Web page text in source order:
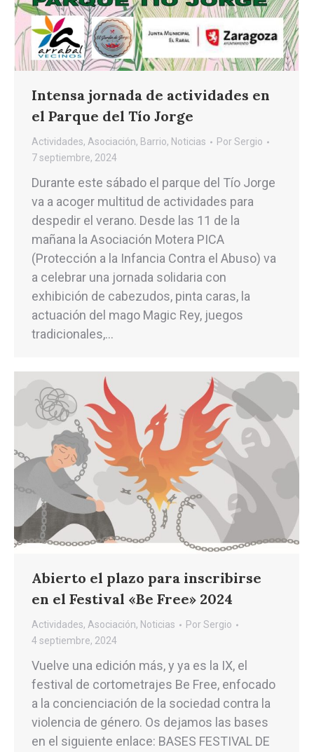
Intensa jornada de actividades en
el Parque del Tío Jorge
Actividades, Asociación, Barrio, Noticias PorSergio
7 septiembre, 2024
Durante este sábado el parque del Tío Jorge
va a acoger multitud de actividades para
despedir el verano. Desde las 11 de la
mañana la Asociación Motera PICA
(Protección a la Infancia Contra el Abuso) va
a celebrar una jornada solidaria con
exhibición de cabezudos, pinta caras, la
actuación del mago Magic Rey, juegos
tradicionales,…
Abierto el plazo para inscribirse
en el Festival «Be Free» 2024
Actividades, Asociación, Noticias PorSergio
4 septiembre, 2024
Vuelve una edición más, y ya es la IX, el
festival de cortometrajes Be Free, enfocado
a la concienciación de la sociedad contra la
violencia de género. Os dejamos las bases
en el siguiente enlace: BASES FESTIVAL DE